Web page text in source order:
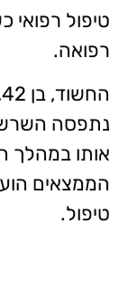
טיפול רפואי
רפואה.
נתפסה
אותו במהלך
הממצאים
טיפול.